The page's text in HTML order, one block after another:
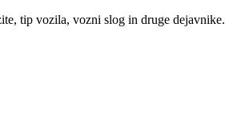
tip vozila, vozni slog in druge dejavnike.